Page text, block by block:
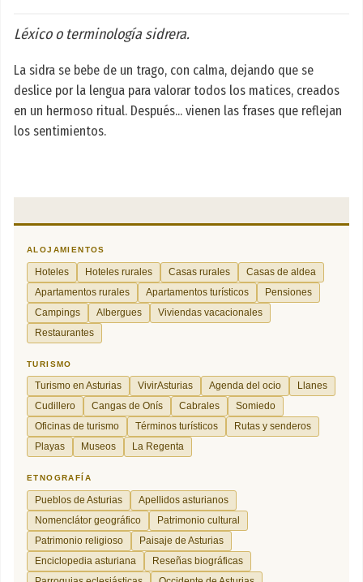
Léxico o terminología sidrera.
La sidra se bebe de un trago, con calma, dejando que se
deslice por la lengua para valorar todos los matices, creados
en un hermoso ritual. Después... vienen las frases que reflejan
los sentimientos.